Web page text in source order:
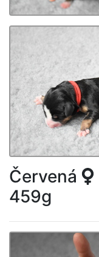
Červená
459g